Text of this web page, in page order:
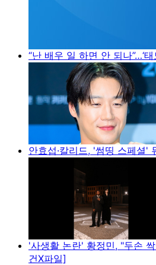
“난 배우 일 하면 안 되나”…‘
안효섭·칼리드, '썸띵 스페셜'
'사생활 논란' 황정민, "두손
건X파일]